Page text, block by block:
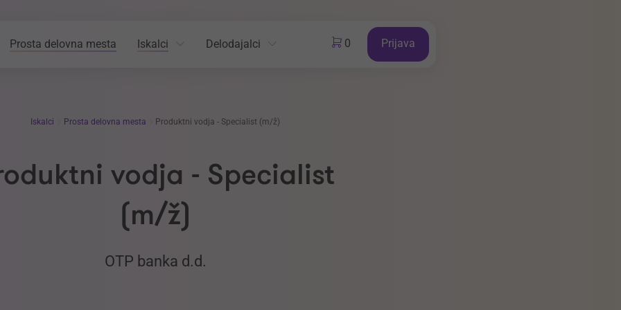
Prosta delovna mesta Iskalci Delodajalci 0 Prijava
Iskalci Prosta delovna mesta Produktni vodja - Specialist (m/ž)
vodja - Specialist
(m/ž)
OTP banka d.d.